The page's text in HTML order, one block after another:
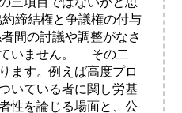
締結権と争議権の付与
間の討議や調整がなさ
いません。 その二
ます。例えば高度プロ
いている者に関し労基
性を論じる場面と、公